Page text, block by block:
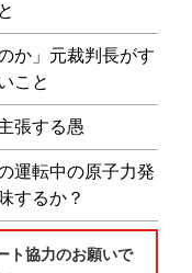
か」元裁判長がす
こと
張する愚
運転中の原子力発
するか？